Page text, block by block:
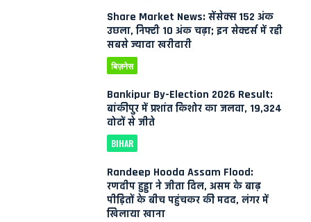
Share Market News: सेंसेक्स 152 अंक
उछला, निफ्टी 10 अंक चढ़ा; इन सेक्टर्स में रही
सबसे ज्यादा खरीदारी
बिज़नेस
Bankipur By-Election 2026 Result:
बांकीपुर में प्रशांत किशोर का जलवा, 19,324
वोटों से जीते
BIHAR
Randeep Hooda Assam Flood:
रणदीप हुड्डा ने जीता दिल, असम के बाढ़
पीड़ितों के बीच पहुंचकर की मदद, लंगर में
खिलाया खाना